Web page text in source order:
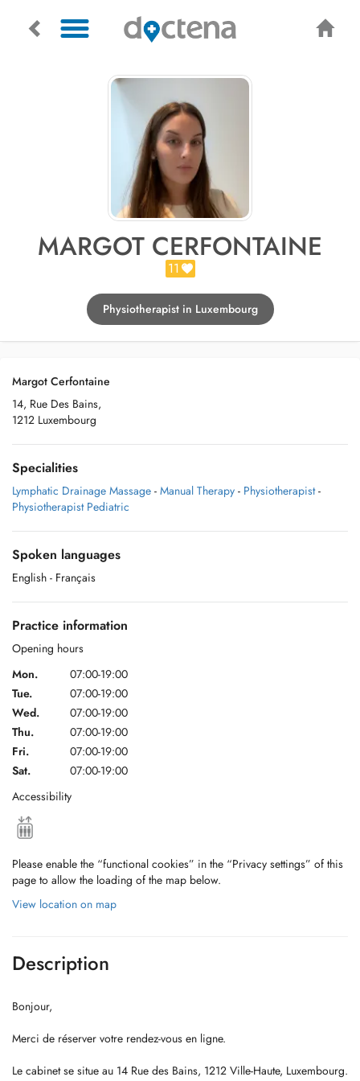
MARGOT CERFONTAINE
11
Physiotherapist in Luxembourg
Margot Cerfontaine
14, Rue Des Bains,
1212 Luxembourg
Specialities
Lymphatic Drainage Massage - Manual Therapy - Physiotherapist -
Physiotherapist Pediatric
Spoken languages
English - Français
Practice information
Opening hours
Mon.
07:00-19:00
Tue.
07:00-19:00
Wed.
07:00-19:00
Thu.
07:00-19:00
Fri.
07:00-19:00
Sat.
07:00-19:00
Accessibility
Please enable the “functional cookies” in the “Privacy settings” of this
page to allow the loading of the map below.
View location on map
Description
Bonjour,
Merci de réserver votre rendez-vous en ligne.
Le cabinet se situe au 14 Rue des Bains, 1212 Ville-Haute, Luxembourg.